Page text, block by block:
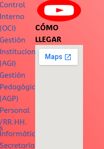
Control
Interno
(OCI)
Gestión
Institucional
(AGI)
Gestión
Pedagógica
(AGP)
Personal
/RR.HH.
Informática
Secretaría
CÓMO
LLEGAR